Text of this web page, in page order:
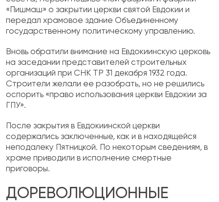
«Пишмаш» о закрытии церкви святой Евдокии и
передал храмовое здание Объединенному
государственному политическому управлению.
Вновь обратили внимание на Евдокиинскую церковь
на заседании представителей строительных
организаций при СНК ТР 31 декабря 1932 года.
Строители желали ее разобрать, но не решились
оспорить «право использования церкви Евдокии за
ГПУ».
После закрытия в Евдокиинской церкви
содержались заключенные, как и в находящейся
неподалеку Пятницкой. По некоторым сведениям, в
храме приводили в исполнение смертные
приговоры.
ДОРЕВОЛЮЦИОННЫЕ